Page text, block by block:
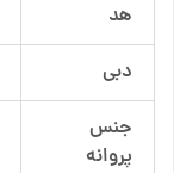
هد
دبی
جنس
پروانه